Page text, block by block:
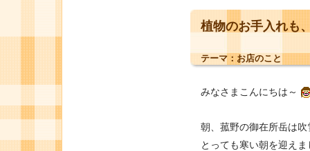
植物のお手入れも
テーマ： お店のこと
みなさまこんにちは～
朝、菰野の御在所岳は
とっても寒い朝を迎え